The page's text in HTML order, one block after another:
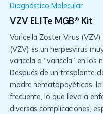
Diagnóstico Molecular
VZV ELITe MGB® Kit
Varicella Zoster Virus
(VZV) es un herpesvirus
varicela o “varicela” en los
Después de un trasplante
madre hematopoyéticas,
frecuente, lo que lleva a
diversas complicaciones,